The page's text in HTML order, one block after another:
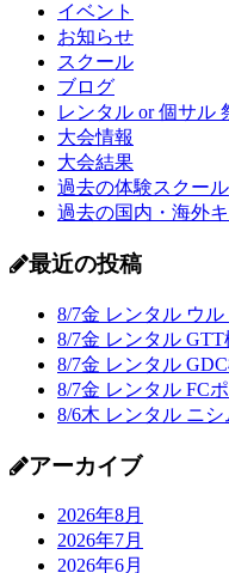
イベント
お知らせ
スクール
ブログ
レンタル or 個サル
大会情報
大会結果
過去の体験スクール
過去の国内・海外
最近の投稿
8/7金 レンタル ウ
8/7金 レンタル
8/7金 レンタル
8/7金 レンタル FC
8/6木 レンタル ニ
アーカイブ
2026年8月
2026年7月
2026年6月